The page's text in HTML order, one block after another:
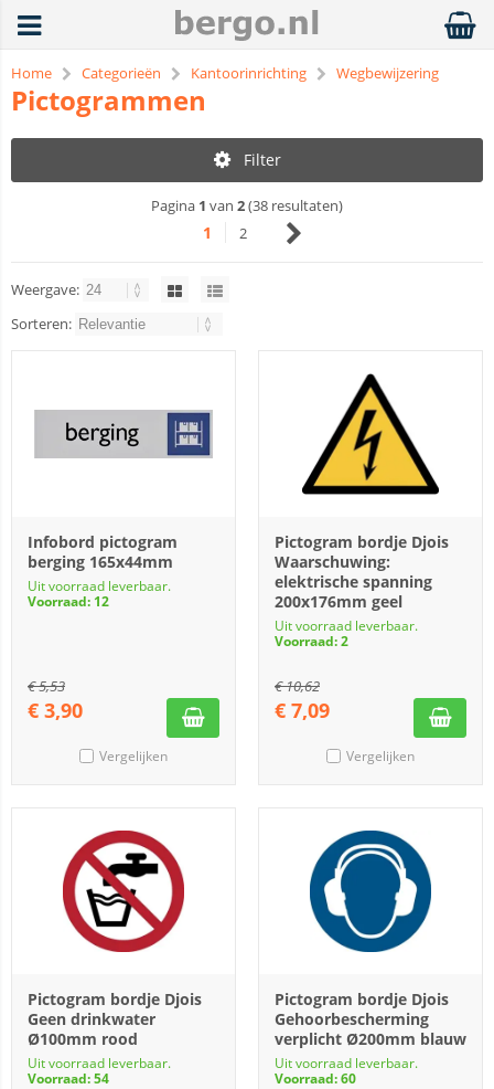
Home Categorieën Kantoorinrichting Wegbewijzering
Pictogrammen
Filter
Pagina 1 van 2(38 resultaten)
1 2
Weergave:
Sorteren:
Infobord pictogram
berging 165x44mm
Uit voorraad leverbaar.
Voorraad: 12
€5,53
€ 3,90
Vergelijken
Pictogram bordje Djois
Waarschuwing:
elektrische spanning
200x176mm geel
Uit voorraad leverbaar.
Voorraad: 2
€10,62
€ 7,09
Vergelijken
Pictogram bordje Djois
Geen drinkwater
Ø100mm rood
Uit voorraad leverbaar.
Voorraad: 54
Pictogram bordje Djois
Gehoorbescherming
verplicht Ø200mm blauw
Uit voorraad leverbaar.
Voorraad: 60